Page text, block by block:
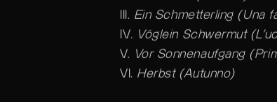
III. Ein Schmetterling (Una
IV. Vöglein Schwermut
V. Vor Sonnenaufgang
VI. Herbst (Autunno)